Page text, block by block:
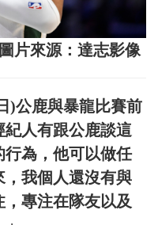
片來源：達志影像
)公鹿與暴龍比賽前
人有跟公鹿談這
為，他可以做任
我個人還沒有與
專注在隊友以及